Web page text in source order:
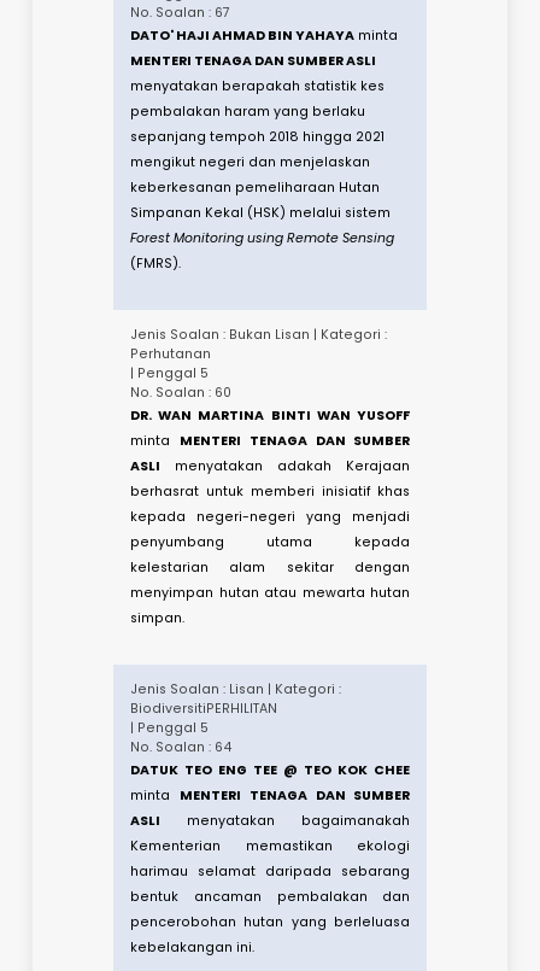
Jenis Soalan : Bukan Lisan | Kategori :
No. Soalan : 67
DATO' HAJI AHMAD BIN YAHAYA
MENTERI TENAGA DAN SUMBER ASLI
menyatakan berapakah statistik kes
pembalakan haram yang berlaku
sepanjang tempoh 2018 hingga 2021
mengikut negeri dan menjelaskan
Simpanan Kekal (HSK) melalui sistem
Forest Monitoring using Remote Sensing
(FMRS).​
Perhutanan
| Penggal 5
No. Soalan : 60
DR. WAN MARTINA BINTI WAN YUSOFF
mintaMENTERI TEN​AGA DAN SUMBER
ASLImenyatakan adakah Kerajaan
berhasrat untuk memberi inisiatif khas
penyumbang utama kepada
kelestarian alam sekitar dengan
menyimpan hutan atau mewarta hutan
simpan.​
Jenis Soalan : Lisan | Kategori :
BiodiversitiPERHILITAN
| Penggal 5
DATUK TEO ENG TEE @ TEO KOK CHEE